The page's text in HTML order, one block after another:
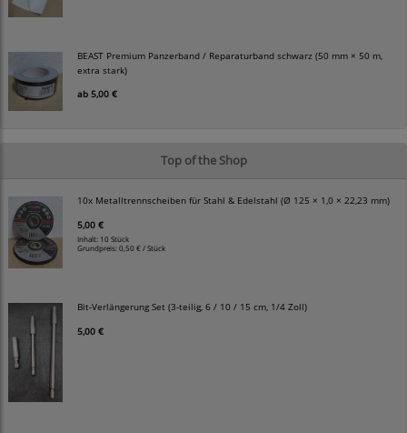
BEAST Premium Panzerband / Reparaturband schwarz (50 mm × 50 m,
extra stark)
ab 5,00 €
Top of the Shop
10x Metalltrennscheiben für Stahl & Edelstahl (Ø 125 × 1,0 × 22,23 mm)
5,00 €
Inhalt: 10 Stück
Grundpreis:0,50 € / Stück
Bit-Verlängerung Set (3-teilig, 6 / 10 / 15 cm, 1/4 Zoll)
5,00 €